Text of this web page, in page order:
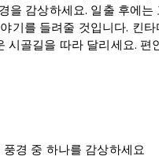
감상하세요. 일출 후에
를 들려줄 것입니다. 킨
골길을 따라 달리세요.
경 중 하나를 감상하세요